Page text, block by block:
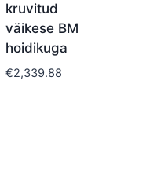
kruvitud
väikese BM
hoidikuga
€2,339.88